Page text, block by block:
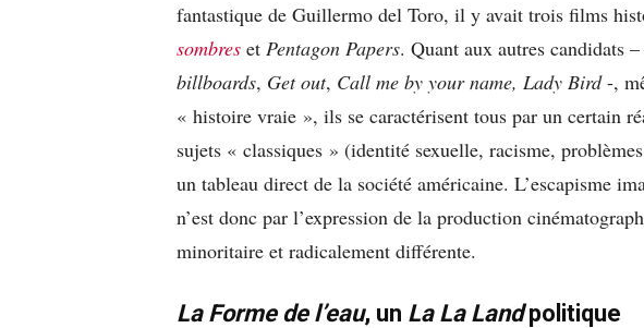
fantastique de Guillermo del Toro, il y avait trois films
sombres et Pentagon Papers. Quant aux autres candidats –
billboards, Get out, Call me by your name, Lady Bird-,
« histoire vraie », ils se caractérisent tous par un certain
sujets « classiques » (identité sexuelle, racisme,
un tableau direct de la société américaine. L’escapisme
n’est donc par l’expression de la production
minoritaire et radicalement différente.
La Forme de l’eau, un La La Landpolitique